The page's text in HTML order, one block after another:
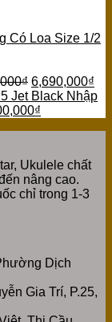
Có Loa Size 1/2
₫ 6,690,000₫
Jet Black Nhập
₫
Ukulele chất
nâng cao.
chỉ trong 1-3
Dịch
Gia Trí, P.25,